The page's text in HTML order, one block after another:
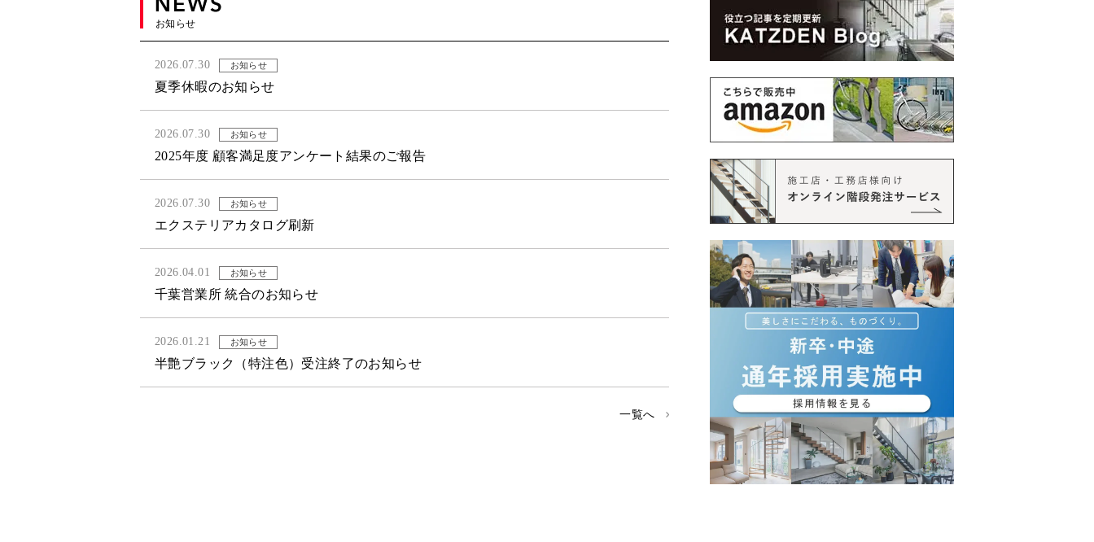
お知らせ
2026.07.30 お知らせ
夏季休暇のお知らせ
2026.07.30 お知らせ
2025年度 顧客満足度アンケート結果のご報告
2026.07.30 お知らせ
エクステリアカタログ刷新
2026.04.01 お知らせ
千葉営業所 統合のお知らせ
2026.01.21 お知らせ
半艶ブラック（特注色）受注終了のお知らせ
一覧へ